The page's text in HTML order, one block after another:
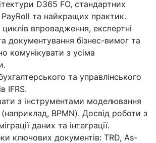
D365 FO, стандартних
PayRoll та найкращих практик.
впровадження, експертні
документування бізнес-вимог та
комунікувати з усіма
та управлінського
IFRS.
з інструментами моделювання
(наприклад, BPMN). Досвід роботи з
даних та інтеграції.
ключових документів: TRD, As-